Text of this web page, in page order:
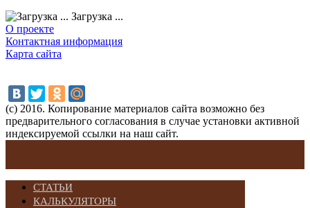
Загрузка ...
О проекте
Контактная информация
Карта сайта
(с) 2016. Копирование материалов сайта возможно без
предварительного согласования в случае установки активной
индексируемой ссылки на наш сайт.
СТАТЬИ
КАЛЬКУЛЯТОРЫ